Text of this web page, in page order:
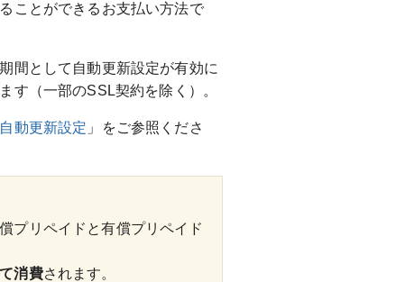
ことができるお支払い方法で
間として自動更新設定が有効に
す（一部のSSL契約を除く）。
自動更新設定 」をご参照くださ
プリペイドと有償プリペイド
消費されます。